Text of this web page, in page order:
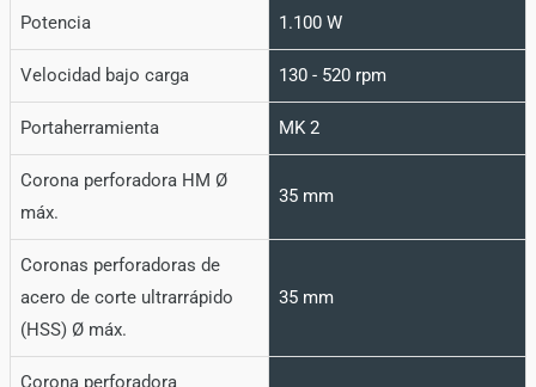
Potencia 1.100 W
Velocidad bajo carga 130 - 520 rpm
Portaherramienta MK 2
Corona perforadora HM Ø
máx.
35 mm
Coronas perforadoras de
acero de corte ultrarrápido
(HSS) Ø máx.
35 mm
Corona perforadora